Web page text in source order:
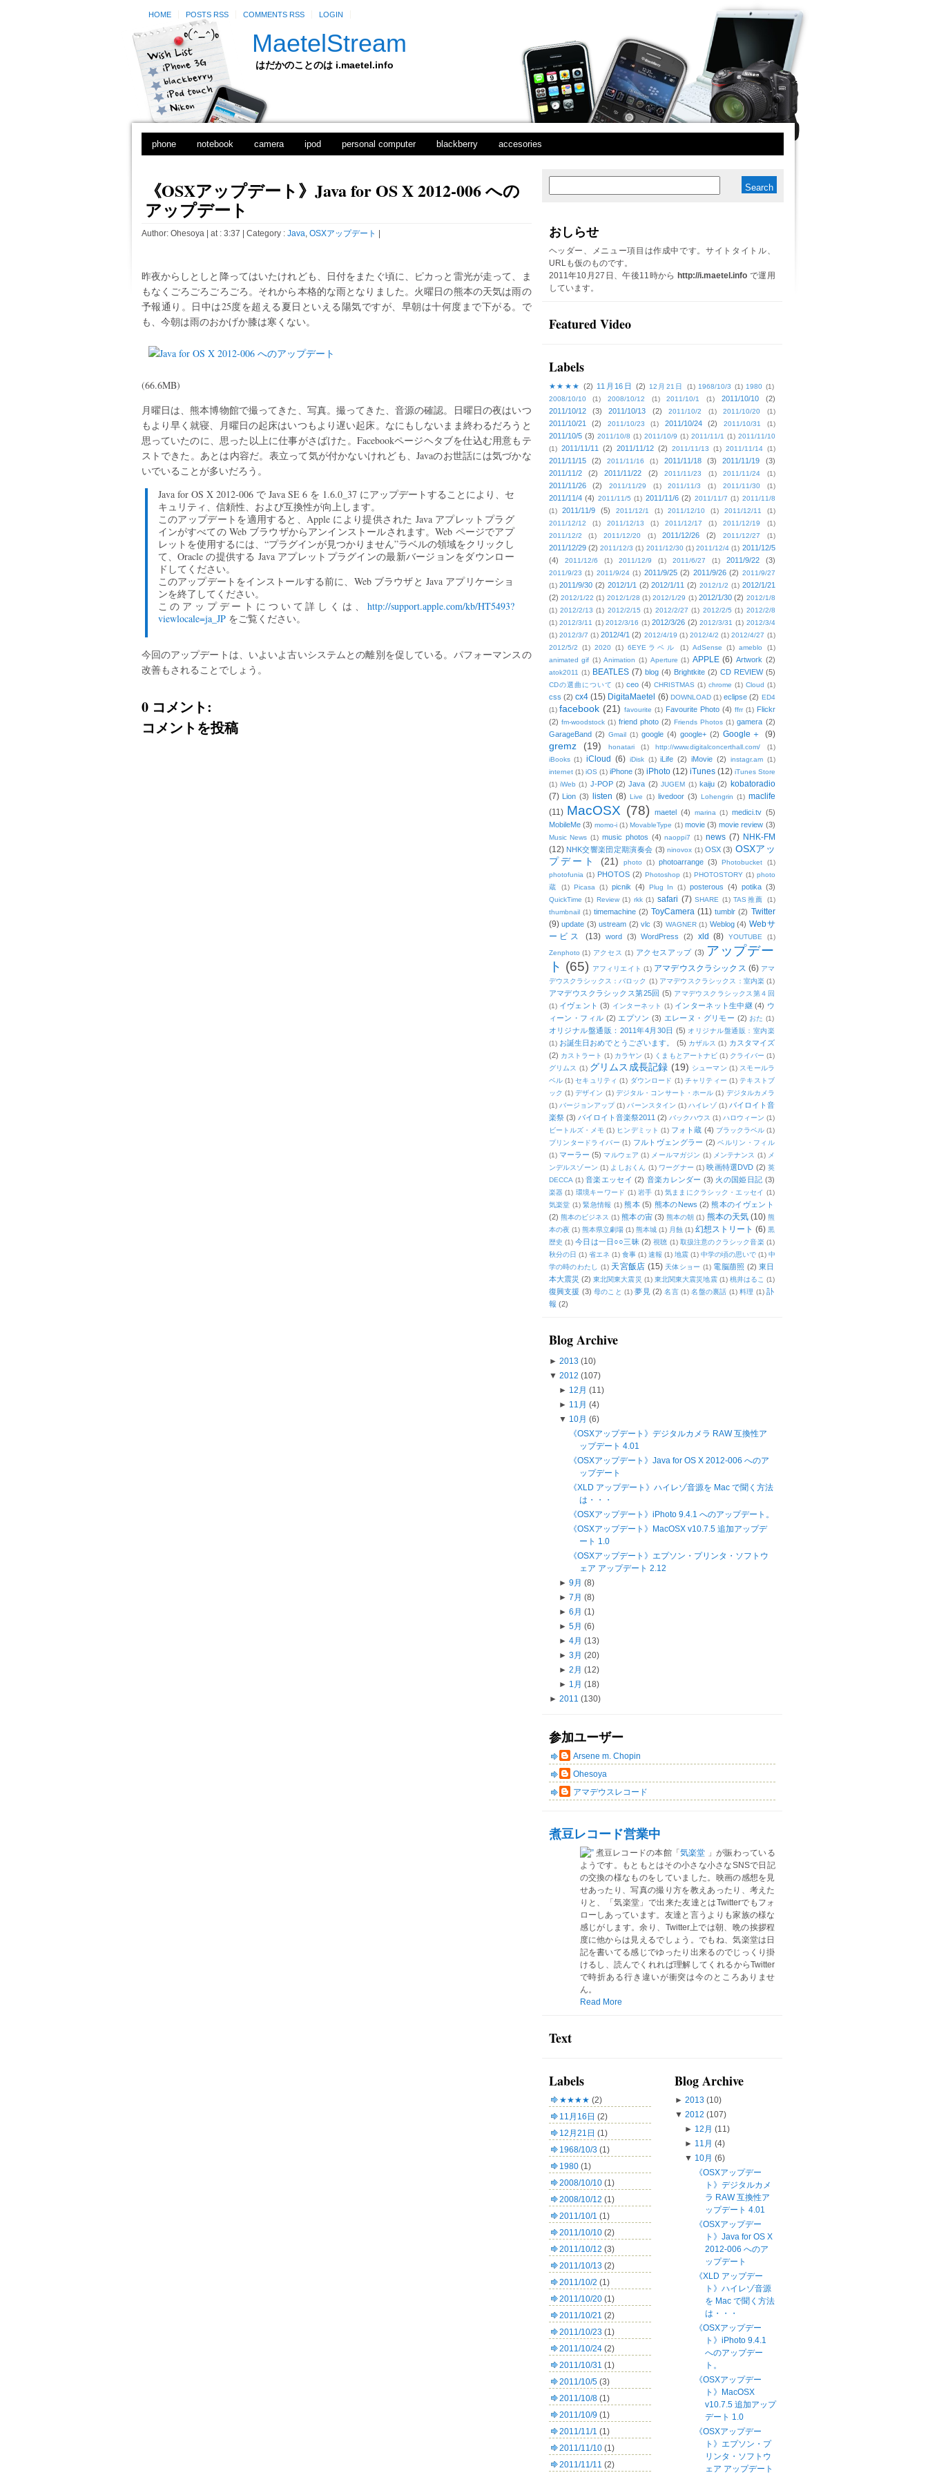
HOME POSTS RSS COMMENTS RSS LOGIN
MaetelStream
はだかのことのは i.maetel.info
phone notebook camera ipod personal computer blackberry accesories
《OSXアップデート》Java for OS X 2012-006 への
アップデート
Author: Ohesoya| at : 3:37 | Category : Java, OSXアップデート
昨夜からしとしと降ってはいたけれども、日付をまたぐ頃に、ピカっと雷光が走って、ま
もなくごろごろごろごろ。それから本格的な雨となりました。火曜日の熊本の天気は雨の
予報通り。日中は25度を超える夏日といえる陽気ですが、早朝は十何度まで下がる。で
も、今朝は雨のおかげか膝は寒くない。
(66.6MB)
月曜日は、熊本博物館で撮ってきた、写真。撮ってきた、音源の確認。日曜日の夜はいつ
もより早く就寝、月曜日の起床はいつもより遅い起床。なにもしないまま終わるだろうと
思っていたのに、思った以上に仕事がさばけた。Facebookページヘタブを仕込む用意もテ
ストできた。あとは内容だ。表立って気が付かないけれども、Javaのお世話には気づかな
いでいることが多いだろう。
Java for OS X 2012-006 で Java SE 6 を 1.6.0_37 にアップデートすることにより、セ
キュリティ、信頼性、および互換性が向上します。
このアップデートを適用すると、Apple により提供された Java アプレットプラグ
インがすべての Web ブラウザからアンインストールされます。Web ページでアプ
レットを使用するには、“プラグインが見つかりません”ラベルの領域をクリックし
て、Oracle の提供する Java アプレットプラグインの最新バージョンをダウンロー
ドしてください。
このアップデートをインストールする前に、Web ブラウザと Java アプリケーショ
ンを終了してください。
このアップデートについて詳しくは、 http://support.apple.com/kb/HT5493?
viewlocale=ja_JPをご覧ください。
今回のアップデートは、いよいよ古いシステムとの離別を促している。パフォーマンスの
改善もされることでしょう。
0 コメント:
コメントを投稿
稿
おしらせ
ヘッダー、メニュー項目は作成中です。サイトタイトル、
URLも仮のものです。
2011年10月27日、午後11時から http://i.maetel.info で運用
しています。
Featured Video
Labels
★★★★ (2) 11月16日 (2) 12月21日 (1) 1968/10/3 (1) 1980 (1)
2008/10/10
(1) 2008/10/12 (1) 2011/10/1 (1) 2011/10/10
(2)
2011/10/12
(3) 2011/10/13 (2) 2011/10/2 (1) 2011/10/20 (1)
2011/10/21 (2) 2011/10/23 (1) 2011/10/24 (2) 2011/10/31 (1)
2011/10/5 (3) 2011/10/8 (1) 2011/10/9 (1) 2011/11/1 (1) 2011/11/10
(1) 2011/11/11 (2) 2011/11/12 (2) 2011/11/13 (1) 2011/11/14 (1)
2011/11/15 (2) 2011/11/16 (1) 2011/11/18 (3) 2011/11/19
(3)
2011/11/2
(2) 2011/11/22 (2) 2011/11/23 (1) 2011/11/24 (1)
2011/11/26 (2) 2011/11/29 (1) 2011/11/3 (1) 2011/11/30 (1)
2011/11/4 (4) 2011/11/5 (1) 2011/11/6 (2) 2011/11/7 (1) 2011/11/8
(1)
2011/11/9 (5) 2011/12/1 (1) 2011/12/10 (1) 2011/12/11
(1)
2011/12/12
(1) 2011/12/13 (1) 2011/12/17 (1) 2011/12/19
(1)
2011/12/2
(1) 2011/12/20 (1) 2011/12/26 (2) 2011/12/27 (1)
2011/12/29 (2) 2011/12/3 (1) 2011/12/30 (1) 2011/12/4 (1) 2011/12/5
(4)
2011/12/6 (1) 2011/12/9 (1) 2011/6/27 (1) 2011/9/22 (3)
2011/9/23 (1) 2011/9/24 (1) 2011/9/25 (2) 2011/9/26 (2) 2011/9/27
(1) 2011/9/30 (2) 2012/1/1 (2) 2012/1/11 (2) 2012/1/2 (1) 2012/1/21
(2) 2012/1/22 (1) 2012/1/28 (1) 2012/1/29 (1) 2012/1/30 (2) 2012/1/8
(1) 2012/2/13 (1) 2012/2/15 (1) 2012/2/27 (1) 2012/2/5 (1) 2012/2/8
(1) 2012/3/11 (1) 2012/3/16 (1) 2012/3/26 (2) 2012/3/31 (1) 2012/3/4
(1) 2012/3/7 (1) 2012/4/1 (2) 2012/4/19 (1) 2012/4/2 (1) 2012/4/27 (1)
2012/5/2
(1) 2020 (1) 6EYEラベル (1) AdSense (1) ameblo
(1)
animated gif (1) Animation (1) Aperture (1) APPLE (6) Artwork (2)
atok2011 (1) BEATLES (7) blog (4) Brightkite (2) CD REVIEW (5)
CDの選曲について (1) ceo (4) CHRISTMAS (1) chrome (1) Cloud (1)
css (2) cx4 (15) DigitaMaetel (6) DOWNLOAD (1) eclipse (2) ED4
(1) facebook (21) favourite (1) Favourite Photo (4) ffrr (1) Flickr
(2) fm-woodstock (1) friend photo (2) Friends Photos (1) gamera (2)
GarageBand (2) Gmail (1) google (4) google+ (2) Google＋ (9)
gremz (19) honatari (1) http://www.digitalconcerthall.com/
(1)
iBooks (1) iCloud (6) iDisk (1) iLife (2) iMovie (2) instagr.am (1)
internet (1) iOS (1) iPhone (3) iPhoto (12) iTunes (12) iTunes Store
(1) iWeb (1) J-POP (2) Java (2) JUGEM (1) kaiju (2)
kobatoradio
(7) Lion (3) listen (8) Live (1) livedoor (3) Lohengrin (1) maclife
(11) MacOSX (78) maetel (4) marina (1) medici.tv (5)
MobileMe (3) momo-i (1) MovableType (1) movie (3) movie review (3)
Music News (1) music photos (4) naoppi7 (1) news (7) NHK-FM
(12) NHK交響楽団定期演奏会 (3) ninovox (1) OSX (3) OSXアッ
プデート
(21) photo (1) photoarrange (3) Photobucket
(1)
photofunia (1) PHOTOS (2) Photoshop (1) PHOTOSTORY (1) photo
蔵
(1) Picasa (1) picnik (4) Plug In (1) posterous (4) potika (3)
QuickTime (1) Review (1) rkk (1) safari (7) SHARE (1) TAS推薦
(1)
thumbnail (1) timemachine (2) ToyCamera (11) tumblr (2) Twitter
(9) update (3) ustream (2) vlc (3) WAGNER (1) Weblog (4) Webサ
ービス
(13) word (3) WordPress (2) xld (8) YOUTUBE (1)
Zenphoto (1) アクセス (1) アクセスアップ (3) アップデー
ト (65) アフィリエイト (1) アマデウスクラシックス (6) アマ
デウスクラシックス：バロック (1) アマデウスクラシックス：室内楽 (1)
アマデウスクラシックス第25回 (5) アマデウスクラシックス第４回
(1) イヴェント (3) インターネット (1) インターネット生中継 (4) ウ
ィーン・フィル (2) エプソン (3) エレーヌ・グリモー (2) おた (1)
オリジナル盤通販：2011年4月30日 (5) オリジナル盤通販：室内楽
(1) お誕生日おめでとうございます。 (5) カザルス (1) カスタマイズ
(2) カストラート (1) カラヤン (1) くまもとアートナビ (1) クライバー (1)
グリムス (1) グリムス成長記録 (19) シューマン (1) スモールラ
ベル (1) セキュリティ (1) ダウンロード (1) チャリティー (1) テキストブ
ック (1) デザイン (1) デジタル・コンサート・ホール (1) デジタルカメラ
(1) バージョンアップ (1) バーンスタイン (1) ハイレゾ (1) バイロイト音
楽祭 (3) バイロイト音楽祭2011 (2) バックハウス (1) ハロウィーン (1)
ビートルズ・メモ (1) ヒンデミット (1) フォト蔵 (4) ブラックラベル (1)
プリンタードライバー (1) フルトヴェングラー (2) ベルリン・フィル
(1) マーラー (5) マルウェア (1) メールマガジン (1) メンテナンス (1) メ
ンデルスゾーン (1) よしおくん (1) ワーグナー (1) 映画特選DVD (2) 英
DECCA (1) 音楽エッセイ (2) 音楽カレンダー (3) 火の国姫日記 (3)
楽器 (1) 環境キーワード (1) 岩手 (1) 気ままにクラシック・エッセイ (1)
気楽堂 (1) 緊急情報 (1) 熊本 (5) 熊本のNews (2) 熊本のイヴェント
(2) 熊本のビジネス (1) 熊本の宙 (3) 熊本の朝 (1) 熊本の天気 (10) 熊
本の夜 (1) 熊本県立劇場 (1) 熊本城 (1) 月蝕 (1) 幻想ストリート (6) 黒
歴史 (1) 今日は一日○○三昧 (2) 視聴 (1) 取扱注意のクラシック音楽 (1)
秋分の日 (1) 省エネ (1) 食事 (1) 速報 (1) 地震 (1) 中学の頃の思いで (1) 中
学の時のわたし
(1) 天宮飯店 (15) 天体ショー (1) 電脳萠照 (2) 東日
本大震災 (2) 東北関東大震災 (1) 東北関東大震災地震 (1) 桃井はるこ (1)
復興支援 (3) 母のこと (1) 夢見 (2) 名言 (1) 名盤の裏話 (1) 料理 (1) 訃
報 (2)
Blog Archive
► 2013 (10)
▼ 2012 (107)
► 12月 (11)
► 11月 (4)
▼ 10月 (6)
《OSXアップデート》デジタルカメラ RAW 互換性ア
ップデート 4.01
《OSXアップデート》Java for OS X 2012-006 へのア
ップデート
《XLD アップデート》ハイレゾ音源を Mac で聞く方法
は・・・
《OSXアップデート》iPhoto 9.4.1 へのアップデート。
《OSXアップデート》MacOSX v10.7.5 追加アップデ
ート 1.0
《OSXアップデート》エプソン・プリンタ・ソフトウ
ェア アップデート 2.12
► 9月 (8)
► 7月 (8)
► 6月 (1)
► 5月 (6)
► 4月 (13)
► 3月 (20)
► 2月 (12)
► 1月 (18)
► 2011 (130)
参加ユーザー
Arsene m. Chopin
Ohesoya
アマデウスレコード
煮豆レコード営業中
煮豆レコードの本館「 気楽堂 」が賑わっている
ようです。もともとはその小さな小さなSNSで日記
の交換の様なものをしていました。映画の感想を見
せあったり、写真の撮り方を教えあったり、考えた
りと、「気楽堂」で出来た友達とはTwitterでもフォ
ローしあっています。友達と言うよりも家族の様な
感じがします。余り、Twitter上では朝、晩の挨拶程
度に他からは見えるでしょう。でもね、気楽堂は日
記を書いてる感じでゆったり出来るのでじっくり掛
けるし、読んでくれれば理解してくれるからTwitter
で時折ある行き違いが衝突は今のところありませ
ん。
Read More
Text
Labels
★★★★ (2)
11月16日 (2)
12月21日 (1)
1968/10/3 (1)
1980 (1)
2008/10/10 (1)
2008/10/12 (1)
2011/10/1 (1)
2011/10/10 (2)
2011/10/12 (3)
2011/10/13 (2)
2011/10/2 (1)
2011/10/20 (1)
2011/10/21 (2)
2011/10/23 (1)
2011/10/24 (2)
2011/10/31 (1)
2011/10/5 (3)
2011/10/8 (1)
2011/10/9 (1)
2011/11/1 (1)
2011/11/10 (1)
2011/11/11 (2)
Blog Archive
► 2013 (10)
▼ 2012 (107)
► 12月 (11)
► 11月 (4)
▼ 10月 (6)
《OSXアップデー
ト》デジタルカメ
ラ RAW 互換性ア
ップデート 4.01
《OSXアップデー
ト》Java for OS X
2012-006 へのア
ップデート
《XLD アップデー
ト》ハイレゾ音源
を Mac で聞く方法
は・・・
《OSXアップデー
ト》iPhoto 9.4.1
へのアップデー
ト。
《OSXアップデー
ト》MacOSX
v10.7.5 追加アップ
デート 1.0
《OSXアップデー
ト》エプソン・プ
リンタ・ソフトウ
ェア アップデート